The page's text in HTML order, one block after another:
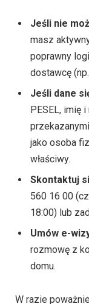
Jeśli nie
masz
poprawny
dostawcę
Jeśli dane
PESEL, imię
jako osoba
właściwy.
Skontaktuj
560 16 00
18:00) lub
Umów e-
rozmowę z
domu.
W razie